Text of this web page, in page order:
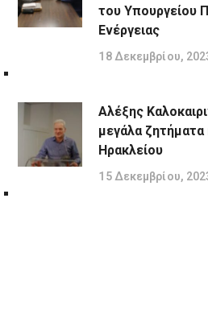
του Υπουργείου
Ενέργειας
18 Δεκεμβρίου,
Αλέξης
μεγάλα ζητήματα
Ηρακλείου
15 Δεκεμβρίου,